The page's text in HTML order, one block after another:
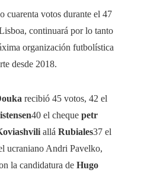
cuarenta votos durante el 47
continuará por lo tanto
organización futbolística
desde 2018.
recibió 45 votos, 42 el
40 el cheque petr
allá Rubiales37 el
ucraniano Andri Pavelko,
la candidatura de Hugo